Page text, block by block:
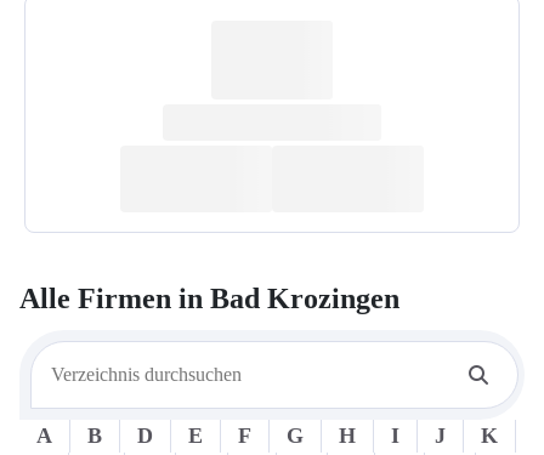
Alle Firmen in Bad Krozingen
A B D E F G H I J
K